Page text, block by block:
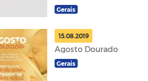
Gerais
15.08.2019
Agosto Dourado
Gerais